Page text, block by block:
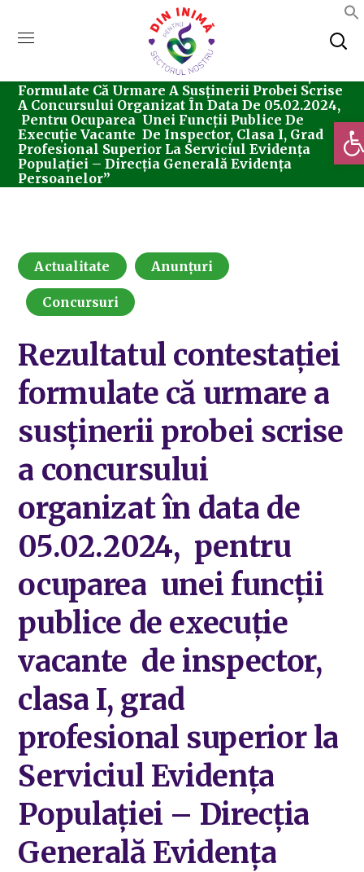
Rezultatul Contestației
Formulate Că Urmare A Susținerii Probei Scrise
A Concursului Organizat În Data De 05.02.2024,
Pentru Ocuparea Unei Funcții Publice De
Execuție Vacante De Inspector, Clasa I, Grad
Profesional Superior La Serviciul Evidența
Populației – Direcția Generală Evidența
Persoanelor”
Actualitate Anunțuri
Concursuri
Rezultatul contestației
formulate că urmare a
susținerii probei scrise
a concursului
organizat în data de
05.02.2024, pentru
ocuparea unei funcții
publice de execuție
vacante de inspector,
clasa I, grad
profesional superior la
Serviciul Evidența
Populației – Direcția
Generală Evidența